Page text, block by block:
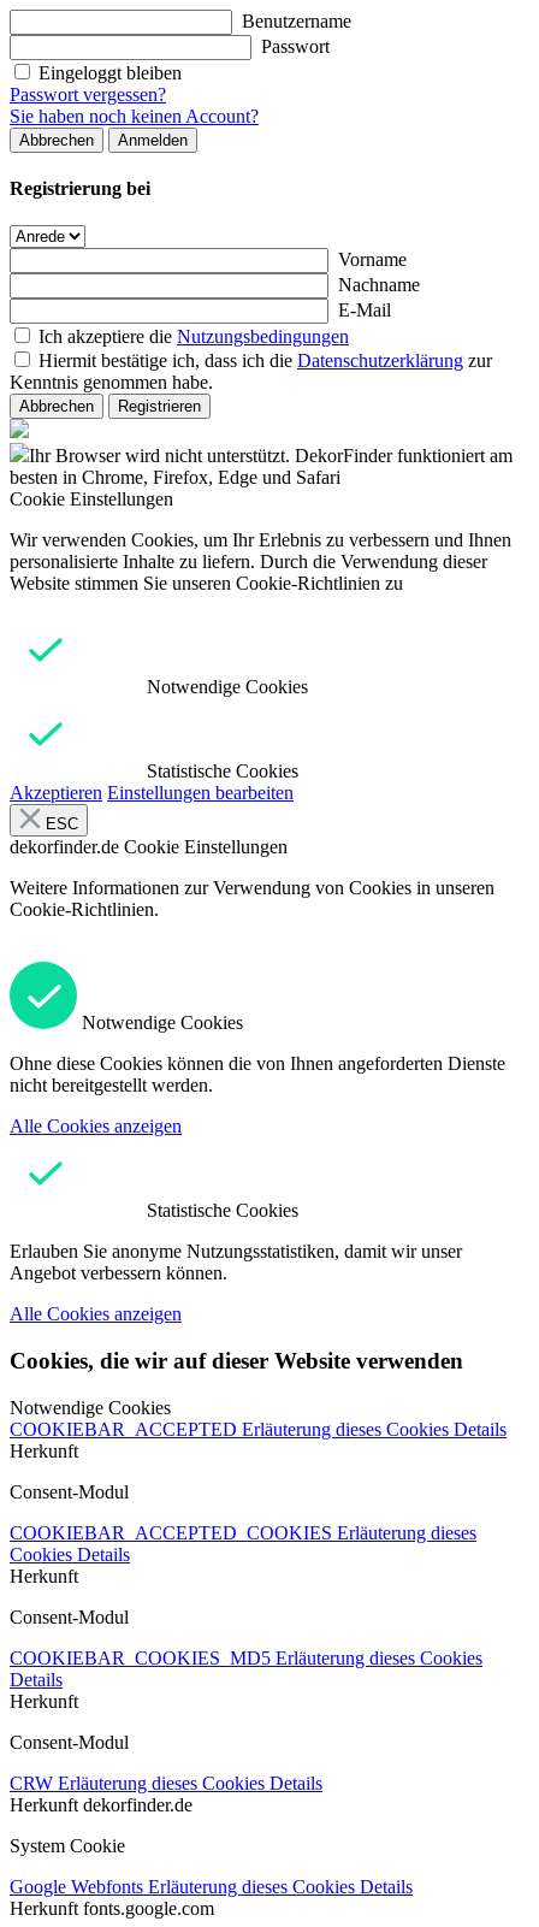
Benutzername
Passwort
Eingeloggt bleiben
Passwort vergessen?
Sie haben noch keinen Account?
Abbrechen Anmelden
Registrierung bei
Vorname
Nachname
E-Mail
Ich akzeptiere die Nutzungsbedingungen
Hiermit bestätige ich, dass ich die Datenschutzerklärung zur
Kenntnis genommen habe.
Abbrechen Registrieren
Ihr Browser wird nicht unterstützt. DekorFinder funktioniert am
besten in Chrome, Firefox, Edge und Safari
Cookie Einstellungen
Wir verwenden Cookies, um Ihr Erlebnis zu verbessern und Ihnen
personalisierte Inhalte zu liefern. Durch die Verwendung dieser
Website stimmen Sie unseren Cookie-Richtlinien zu
Notwendige Cookies
Statistische Cookies
Akzeptieren Einstellungen bearbeiten
ESC
dekorfinder.de Cookie Einstellungen
Weitere Informationen zur Verwendung von Cookies in unseren
Cookie-Richtlinien.
Notwendige Cookies
Ohne diese Cookies können die von Ihnen angeforderten Dienste
nicht bereitgestellt werden.
Alle Cookies anzeigen
Statistische Cookies
Erlauben Sie anonyme Nutzungsstatistiken, damit wir unser
Angebot verbessern können.
Alle Cookies anzeigen
Cookies, die wir auf dieser Website verwenden
Notwendige Cookies
COOKIEBAR_ACCEPTED Erläuterung dieses Cookies Details
Herkunft
Consent-Modul
COOKIEBAR_ACCEPTED_COOKIES Erläuterung dieses
Cookies Details
Herkunft
Consent-Modul
COOKIEBAR_COOKIES_MD5 Erläuterung dieses Cookies
Details
Herkunft
Consent-Modul
CRW Erläuterung dieses Cookies Details
Herkunft dekorfinder.de
System Cookie
Google Webfonts Erläuterung dieses Cookies Details
Herkunft fonts.google.com